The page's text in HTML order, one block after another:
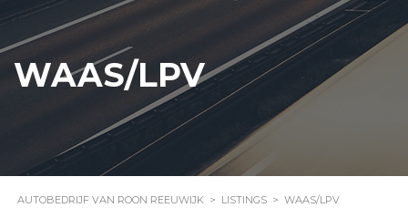
WAAS/LPV
AUTOBEDRIJF VAN ROON REEUWIJK > LISTINGS > WAAS/LPV